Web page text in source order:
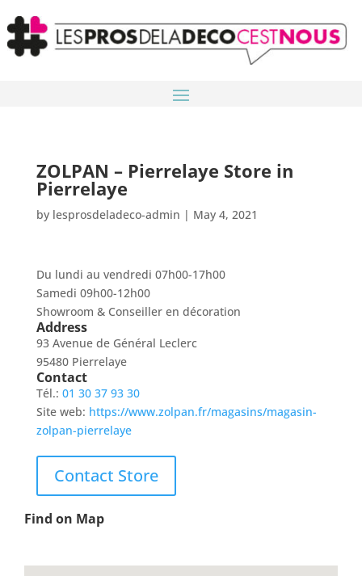
ZOLPAN – Pierrelaye Store in
Pierrelaye
by lesprosdeladeco-admin | May 4, 2021
Du lundi au vendredi 07h00-17h00
Samedi 09h00-12h00
Showroom & Conseiller en décoration
Address
93 Avenue de Général Leclerc
95480 Pierrelaye
Contact
Tél.: 01 30 37 93 30
Site web: https://www.zolpan.fr/magasins/magasin-
zolpan-pierrelaye
Contact Store
Find on Map